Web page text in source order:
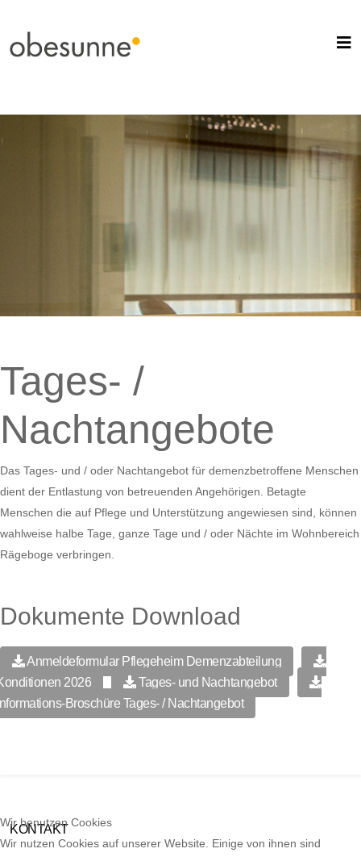
Tages- /
Nachtangebote
Das Tages- und / oder Nachtangebot für demenzbetroffene Menschen
dient der Entlastung von betreuenden Angehörigen. Betagte
Menschen die auf Pflege und Unterstützung angewiesen sind, können
wahlweise halbe Tage, ganze Tage und / oder Nächte im Wohnbereich
Rägeboge verbringen.
Dokumente Download
Anmeldeformular Pflegeheim Demenzabteilung
2026
Tages- und Nachtangebot
Broschüre Tages- / Nachtangebot
KONTAKT
Wir benutzen Cookies
Wir nutzen Cookies auf unserer Website. Einige von ihnen sind